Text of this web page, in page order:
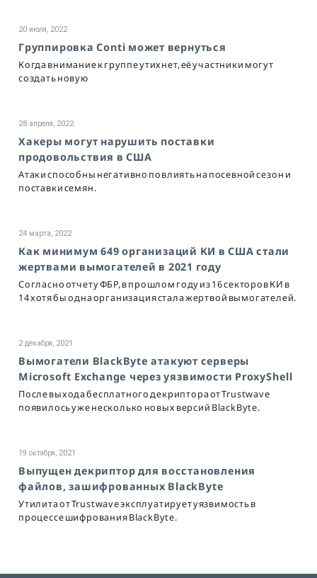
20 июля, 2022
Группировка Conti может вернуться
Когда внимание к группе утихнет, её участники могут
создать новую
28 апреля, 2022
Хакеры могут нарушить поставки
продовольствия в США
Атаки способны негативно повлиять на посевной сезон и
поставки семян.
24 марта, 2022
Как минимум 649 организаций КИ в США стали
жертвами вымогателей в 2021 году
Согласно отчету ФБР, в прошлом году из 16 секторов КИ в
14 хотя бы одна организация стала жертвой вымогателей.
2 декабря, 2021
Вымогатели BlackByte атакуют серверы
Microsoft Exchange через уязвимости ProxyShell
После выхода бесплатного декриптора от Trustwave
появилось уже несколько новых версий BlackByte.
19 октября, 2021
Выпущен декриптор для восстановления
файлов, зашифрованных BlackByte
Утилита от Trustwave эксплуатирует уязвимость в
процессе шифрования BlackByte.